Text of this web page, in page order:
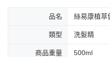
品名 絲易康植萃
類型 洗髮精
商品重量 500ml